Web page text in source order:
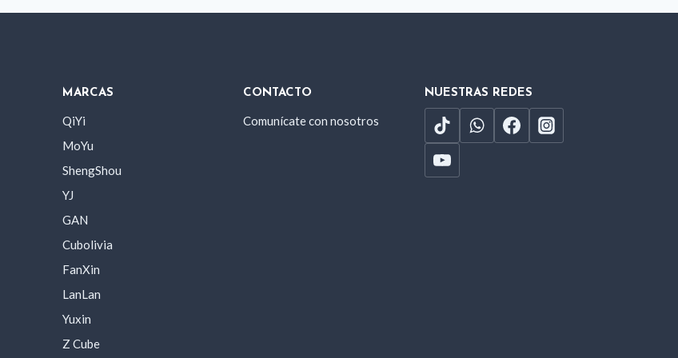
MARCAS
QiYi
MoYu
ShengShou
YJ
GAN
Cubolivia
FanXin
LanLan
Yuxin
Z Cube
CONTACTO
Comunícate con nosotros
NUESTRAS REDES